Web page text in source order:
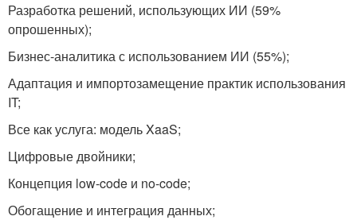
Разработка решений, использующих ИИ (59%
опрошенных);
Бизнес-аналитика с использованием ИИ (55%);
Адаптация и импортозамещение практик использования
IT;
Все как услуга: модель XaaS;
Цифровые двойники;
Концепция low-code и no-code;
Обогащение и интеграция данных;